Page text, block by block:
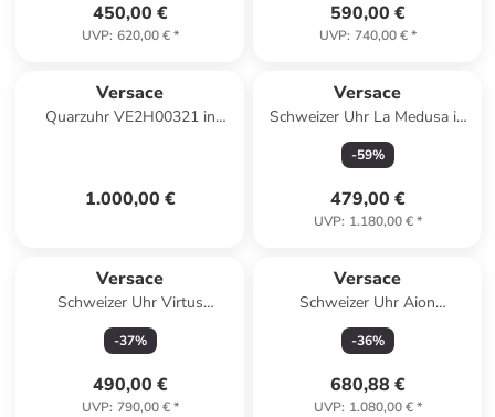
450,00 €
UVP: 620,00 €*
590,00 €
UVP: 740,00 €*
Versace
Quarzuhr VE2H00321 in
1.000,00 €
Versace
Schweizer Uhr La Medusa in
lila
-59%
479,00 €
UVP: 1.180,00 €*
Versace
Schweizer Uhr Virtus
Goldfarben in schwarz
-37%
490,00 €
UVP: 790,00 €*
Versace
Schweizer Uhr Aion
Silberfarben in silber
-36%
680,88 €
UVP: 1.080,00 €*